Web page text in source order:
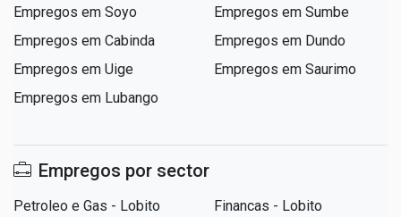
Empregos em Soyo
Empregos em Cabinda
Empregos em Uige
Empregos em Lubango
Empregos em Sumbe
Empregos em Dundo
Empregos em Saurimo
Empregos por sector
Petroleo e Gas - Lobito Financas - Lobito